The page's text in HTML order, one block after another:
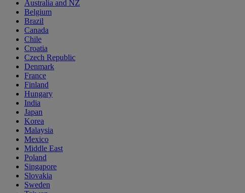
Australia and NZ
Belgium
Brazil
Canada
Chile
Croatia
Czech Republic
Denmark
France
Finland
Hungary
India
Japan
Korea
Malaysia
Mexico
Middle East
Poland
Singapore
Slovakia
Sweden